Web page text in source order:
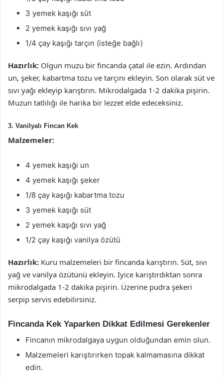
3 yemek kaşığı süt
2 yemek kaşığı sıvı yağ
1/4 çay kaşığı tarçın (isteğe bağlı)
Hazırlık: Olgun muzu bir fincanda çatal ile ezin. Ardından
un, şeker, kabartma tozu ve tarçını ekleyin. Son olarak süt ve
sıvı yağı ekleyip karıştırın. Mikrodalgada 1-2 dakika pişirin.
Muzun tatlılığı ile harika bir lezzet elde edeceksiniz.
3. Vanilyalı Fincan Kek
Malzemeler:
4 yemek kaşığı un
4 yemek kaşığı şeker
1/8 çay kaşığı kabartma tozu
3 yemek kaşığı süt
2 yemek kaşığı sıvı yağ
1/2 çay kaşığı vanilya özütü
Hazırlık: Kuru malzemeleri bir fincanda karıştırın. Süt, sıvı
yağ ve vanilya özütünü ekleyin. İyice karıştırdıktan sonra
mikrodalgada 1-2 dakika pişirin. Üzerine pudra şekeri
serpip servis edebilirsiniz.
Fincanda Kek Yaparken Dikkat Edilmesi Gerekenler
Fincanın mikrodalgaya uygun olduğundan emin olun.
Malzemeleri karıştırırken topak kalmamasına dikkat
edin.